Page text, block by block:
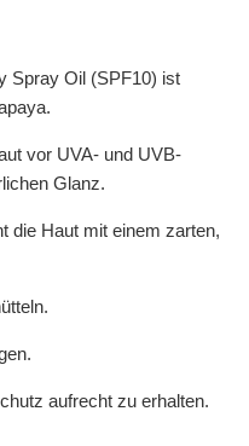
Spray Oil (SPF10) ist
vor UVA- und UVB-
Glanz.
die Haut mit einem zarten,
aufrecht zu erhalten.